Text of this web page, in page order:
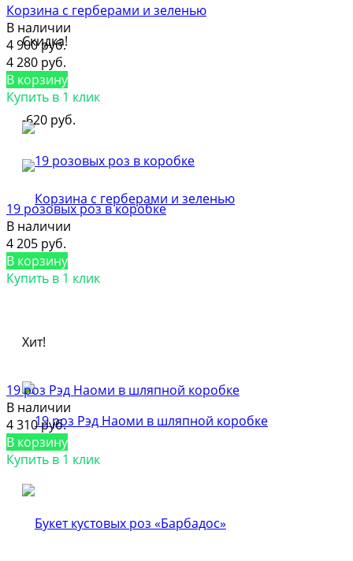
Скидка!
-620 руб.
Корзина с герберами и зеленью
В наличии
4 900 руб.
4 280 руб.
В корзину
Купить в 1 клик
19 розовых роз в коробке
В наличии
4 205 руб.
В корзину
Купить в 1 клик
Хит!
19 роз Рэд Наоми в шляпной коробке
В наличии
4 310 руб.
В корзину
Купить в 1 клик